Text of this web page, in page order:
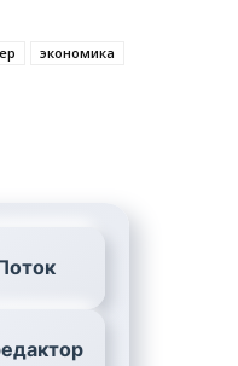
экономика